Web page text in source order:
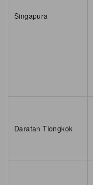
Singapura
Daratan Tiongkok